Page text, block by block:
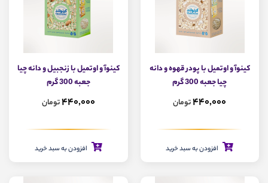
کینوآ و اوتمیل با پودر قهوه و دانه
چیا جعبه 300 گرم
440,000تومان
افزودن به سبد خرید
کینوآ و اوتمیل با زنجبیل و دانه چیا
جعبه 300 گرم
440,000تومان
افزودن به سبد خرید